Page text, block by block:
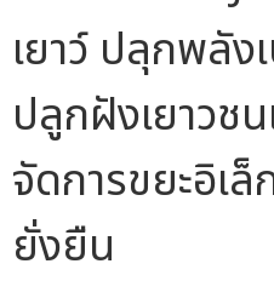
เยาว์ ปลุกพลัง
ปลูกฝังเยาวช
จัดการขยะอิเ
ยั่งยืน